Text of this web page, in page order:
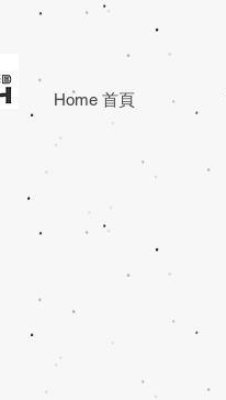
Home 首頁